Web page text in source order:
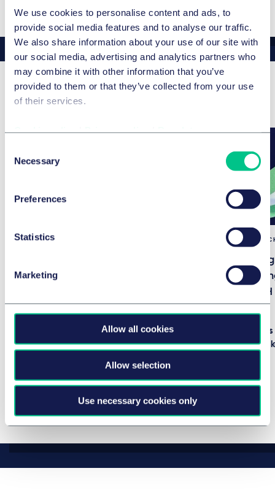
We use cookies to personalise content and ads, to
provide social media features and to analyse our traffic.
We also share information about your use of our site with
our social media, advertising and analytics partners who
may combine it with other information that you’ve
provided to them or that they’ve collected from your use
of their services.
Selection
Necessary
Preferences
Statistics
Marketing
Allow all cookies
Allow selection
Use necessary cookies only
Aktuelle News & Insights
IP Stars Ranking 2026: Taylor
Nennungen
vonmehreren Autoren
Taylor
Austria
vor dem EuGH
16. Juli 2026
Mag.
Tereza